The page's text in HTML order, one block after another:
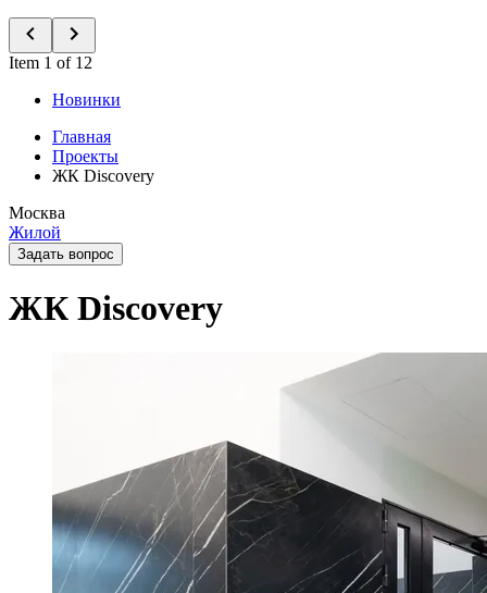
Item 1 of 12
Новинки
Главная
Проекты
ЖК Discovery
Москва
Жилой
Задать вопрос
ЖК Discovery